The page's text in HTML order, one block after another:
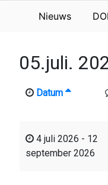
Nieuws
05.juli.
Datum
4 juli 2026 - 12
september 2026